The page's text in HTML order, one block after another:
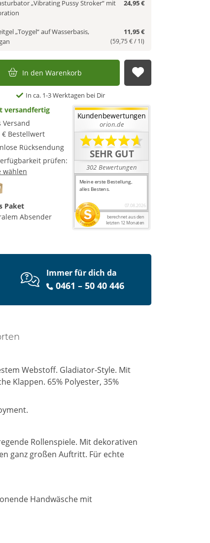
„Vibrating Pussy Stroker“ mit
24,95 €
„Toygel“ auf Wasserbasis,
11,95 €
(59,75 € / 1l)
In den Warenkorb Auf die
In ca. 1-3 Werktagen bei Dir
versandfertig
Versand
€ Bestellwert
Rücksendung
prüfen:
wählen
Paket
Absender
Immer für dich da
0461 – 50 40 446
Webstoff. Gladiator-Style. Mit
Klappen. 65% Polyester, 35%
Rollenspiele. Mit dekorativen
ganz großen Auftritt. Für echte
Handwäsche mit